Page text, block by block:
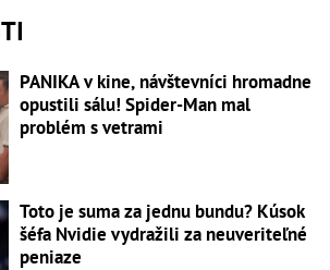
PANIKA v kine, návštevníci hromadne
opustili sálu! Spider-Man mal
problém s vetrami
Toto je suma za jednu bundu? Kúsok
šéfa Nvidie vydražili za neuveriteľné
peniaze